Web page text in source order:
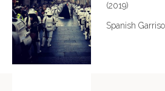
(2019)
Spanish